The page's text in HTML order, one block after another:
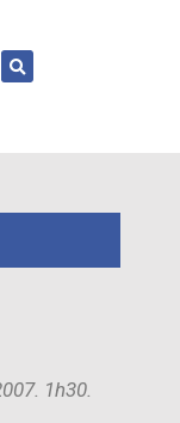
1h30.